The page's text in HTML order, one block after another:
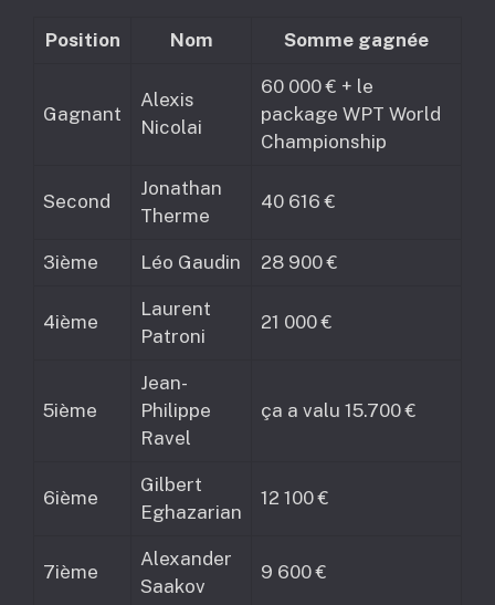
Position Nom Somme gagnée
Gagnant
Alexis
Nicolai
60 000 € + le
package WPT World
Championship
Second
Jonathan
Therme
40 616 €
3ième Léo Gaudin 28 900 €
4ième
Laurent
Patroni
21 000 €
5ième
Jean-
Philippe
Ravel
ça a valu 15.700 €
6ième
Gilbert
Eghazarian
12 100 €
7ième
Alexander
Saakov
9 600 €